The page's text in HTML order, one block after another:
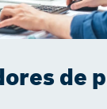
de